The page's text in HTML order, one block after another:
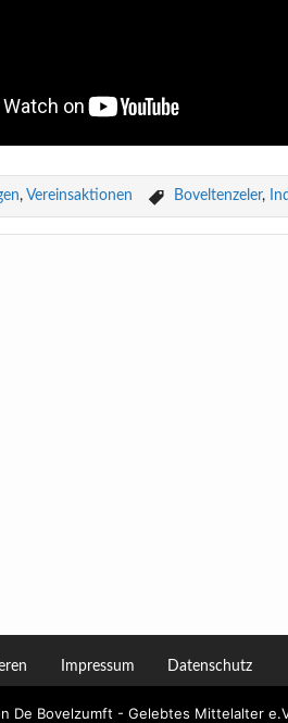
,Vereinsaktionen Boveltenzeler,
Impressum Datenschutz
De Bovelzumft - Gelebtes Mittelalter